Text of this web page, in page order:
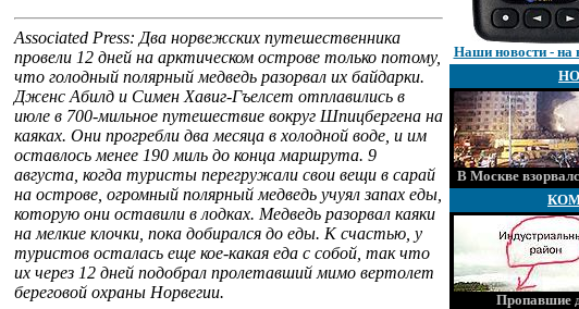
Associated Press: Два норвежских путешественника
провели 12 дней на арктическом острове только потому,
что голодный полярный медведь разорвал их байдарки.
Дженс Абилд и Симен Хавиг-Гъелсет отплавились в
июле в 700-мильное путешествие вокруг Шпицбергена на
каяках. Они прогребли два месяца в холодной воде, и им
оставлось менее 190 миль до конца маршрута. 9
августа, когда туристы перегружали свои вещи в сарай
на острове, огромный полярный медведь учуял запах еды,
которую они оставили в лодках. Медведь разорвал каяки
на мелкие клочки, пока добирался до еды. К счастью, у
туристов осталась еще кое-какая еда с собой, так что
их через 12 дней подобрал пролетавший мимо вертолет
береговой охраны Норвегии.
Наши новости - на
В Москве
Пропавшие